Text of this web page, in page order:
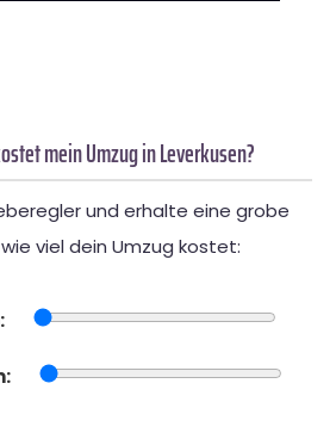
mein Umzug in Leverkusen?
und erhalte eine grobe
viel dein Umzug kostet: